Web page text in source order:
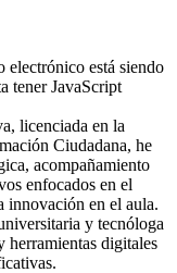
electrónico está siendo
tener JavaScript
licenciada en la
Ciudadana, he
acompañamiento
enfocados en el
innovación en el aula.
y tecnóloga
herramientas digitales